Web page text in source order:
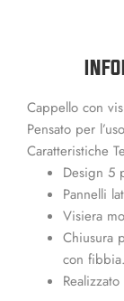
Cappello con
Pensato per
Caratteristiche
Design 5
Pannelli
Visiera
Chiusura
con fibbia.